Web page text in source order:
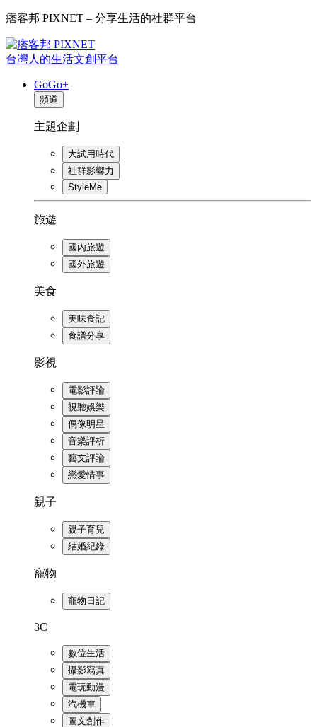
痞客邦 PIXNET – 分享生活的社群平台
台灣人的生活文創平台
GoGo+
頻道
主題企劃
大試用時代
社群影響力
StyleMe
旅遊
國內旅遊
國外旅遊
美食
美味食記
食譜分享
影視
電影評論
視聽娛樂
偶像明星
音樂評析
藝文評論
戀愛情事
親子
親子育兒
結婚紀錄
寵物
寵物日記
3C
數位生活
攝影寫真
電玩動漫
汽機車
圖文創作